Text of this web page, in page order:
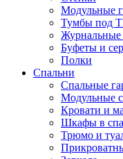
Модульные
Тумбы под
Журнальные
Буфеты и
Полки
Спальни
Спальные
Модульные
Кровати и
Шкафы в
Трюмо и